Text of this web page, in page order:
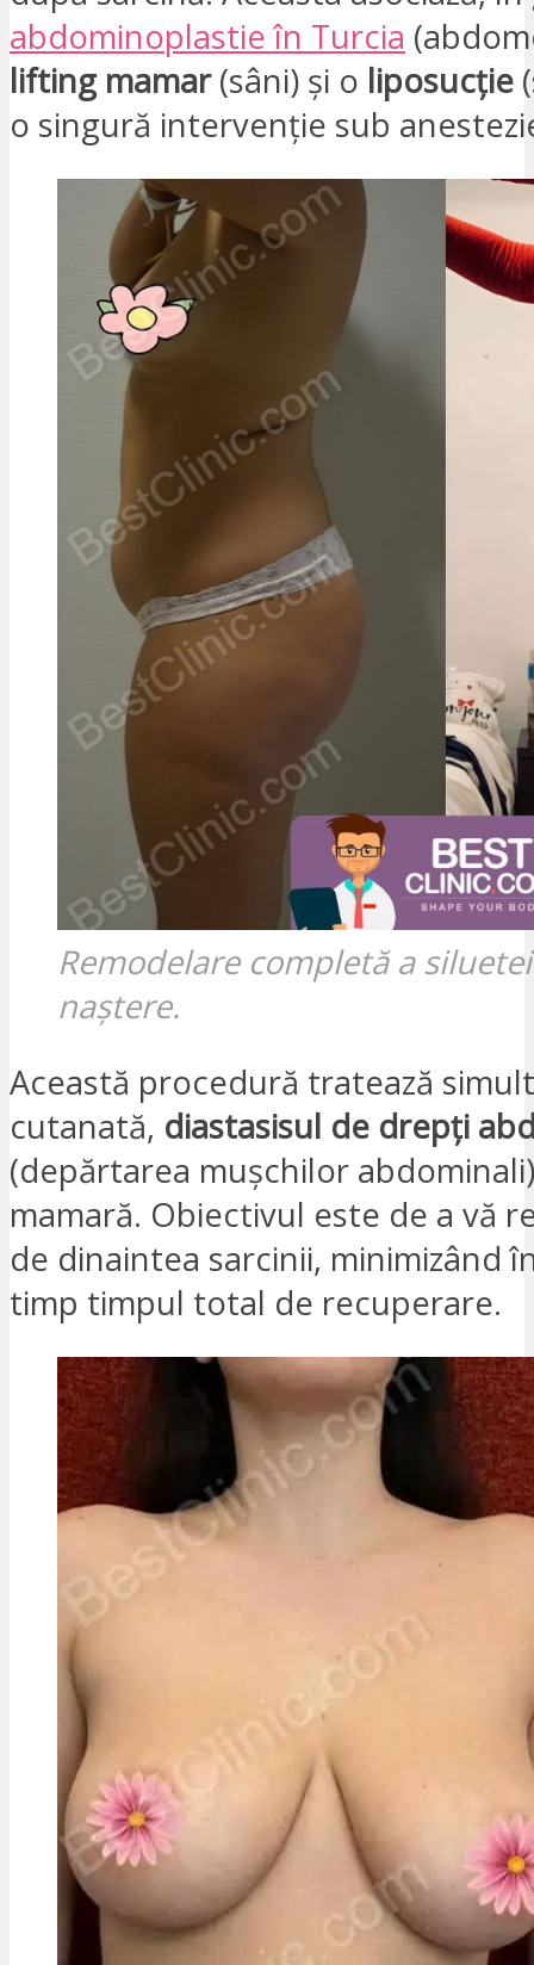
abdominoplastie în Turcia
lifting mamar(sâni) și o liposucție
o singură intervenție sub
Remodelare completă a
naștere.
Această procedură tratează
cutanată, diastasisul de drepți
(depărtarea mușchilor
mamară. Obiectivul este de a vă
de dinaintea sarcinii, minimizând
timp timpul total de recuperare.